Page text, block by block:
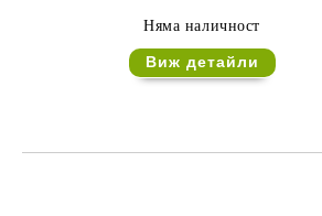
Няма наличност
Виж детайли